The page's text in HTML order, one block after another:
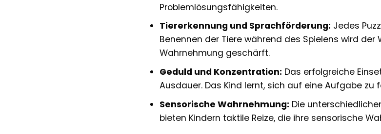
Problemlösungsfähigkeiten.
Tiererkennung und Sprachförderung: Jedes
Benennen der Tiere während des Spielens wird
Wahrnehmung geschärft.
Geduld und Konzentration: Das erfolgreiche
Ausdauer. Das Kind lernt, sich auf eine Aufgabe
Sensorische Wahrnehmung: Die
bieten Kindern taktile Reize, die ihre sensorische